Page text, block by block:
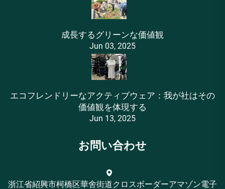
成長するグリーンな価値観
Jun 03, 2025
エコフレンドリーなアクティブウェア：我が社はその
価値観を体現する
Jun 13, 2025
お問い合わせ
浙江省紹興市柯橋区華舍街道クロスボーダーアマゾン電子